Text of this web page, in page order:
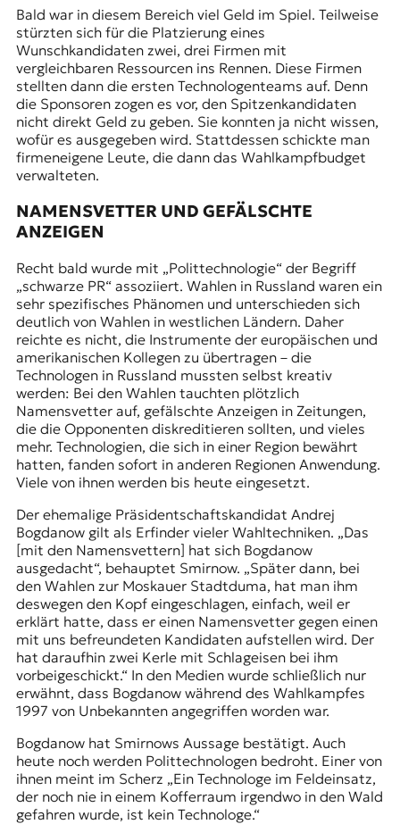
Bald war in diesem Bereich viel Geld im Spiel. Teilweise
stürzten sich für die Platzierung eines
Wunschkandidaten zwei, drei Firmen mit
vergleichbaren Ressourcen ins Rennen. Diese Firmen
stellten dann die ersten Technologenteams auf. Denn
die Sponsoren zogen es vor, den Spitzenkandidaten
nicht direkt Geld zu geben. Sie konnten ja nicht wissen,
wofür es ausgegeben wird. Stattdessen schickte man
firmeneigene Leute, die dann das Wahlkampfbudget
verwalteten.
NAMENSVETTER UND GEFÄLSCHTE
ANZEIGEN
Recht bald wurde mit „Polittechnologie“ der Begriff
„schwarze PR“ assoziiert. Wahlen in Russland waren ein
sehr spezifisches Phänomen und unterschieden sich
deutlich von Wahlen in westlichen Ländern. Daher
reichte es nicht, die Instrumente der europäischen und
amerikanischen Kollegen zu übertragen – die
Technologen in Russland mussten selbst kreativ
werden: Bei den Wahlen tauchten plötzlich
Namensvetterauf, gefälschte Anzeigen in Zeitungen,
die die Opponenten diskreditieren sollten, und vieles
mehr. Technologien, die sich in einer Region bewährt
hatten, fanden sofort in anderen Regionen Anwendung.
Viele von ihnen werden bis heute eingesetzt.
Der ehemalige Präsidentschaftskandidat Andrej
Bogdanowgilt als Erfinder vieler Wahltechniken. „Das
[mit den Namensvettern] hat sich Bogdanow
ausgedacht“, behauptet Smirnow. „Später dann, bei
den Wahlen zur Moskauer Stadtduma, hat man ihm
deswegen den Kopf eingeschlagen, einfach, weil er
erklärt hatte, dass er einen Namensvetter gegen einen
mit uns befreundeten Kandidaten aufstellen wird. Der
hat daraufhin zwei Kerle mit Schlageisen bei ihm
vorbeigeschickt.“ In den Medien wurde schließlich nur
erwähnt, dass Bogdanow während des Wahlkampfes
1997 von Unbekannten angegriffen worden war.
Bogdanow hat Smirnows Aussage bestätigt. Auch
heute noch werden Polittechnologen bedroht. Einer von
ihnen meint im Scherz „Ein Technologe im Feldeinsatz,
der noch nie in einem Kofferraum irgendwo in den Wald
gefahren wurde, ist kein Technologe.“